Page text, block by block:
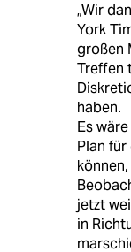
„Wir
York
großen
Treffen
haben.
Es
Plan
jetzt
in